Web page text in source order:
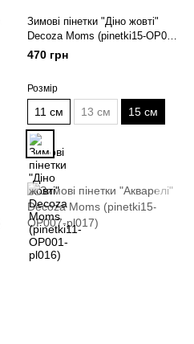
Зимові пінетки "Діно жовті"
Decoza Moms (pinetki15-OP001-
pl016)
470 грн
Розмір
11 см 13 см 15 см